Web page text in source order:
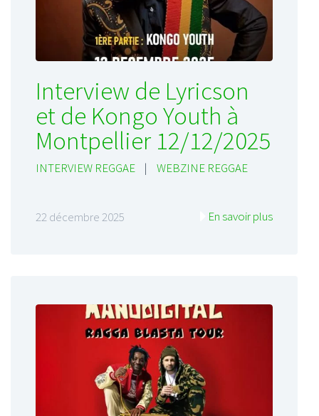
Interview de Lyricson
et de Kongo Youth à
Montpellier 12/12/2025
INTERVIEW REGGAE | WEBZINE REGGAE
22 décembre 2025 En savoir plus